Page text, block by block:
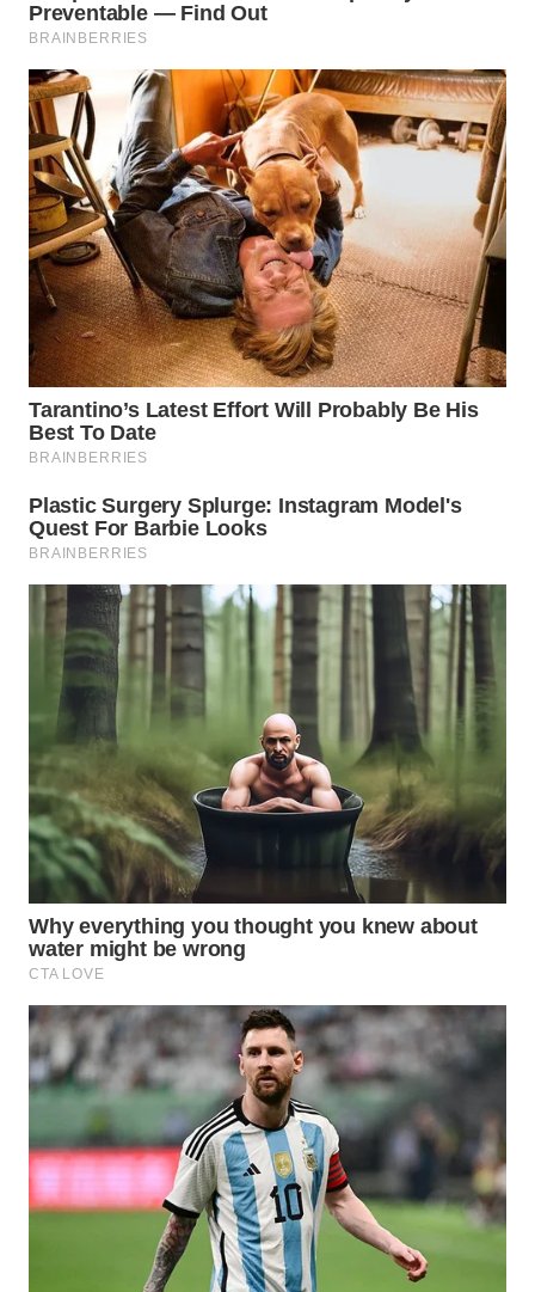
WN
WN
TAPANULI
TENGAH
WN DELI
SERDANG
WN
TEBING
TINGGI
WN
PAKPAK
WN
KARAWANG
WN
BEKASI
BOGOR
WN
DEPOK
WN
TAPANULI
UTARA
SAMOSIR
WN
PADANG
LAWAS
WN
SUMEDANG